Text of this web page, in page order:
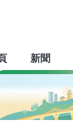
新聞